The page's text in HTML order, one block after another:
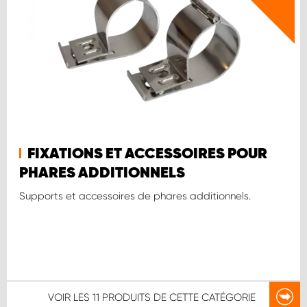
FIXATIONS ET ACCESSOIRES POUR
PHARES ADDITIONNELS
Supports et accessoires de phares additionnels.
VOIR LES 11 PRODUITS DE CETTE CATÉGORIE